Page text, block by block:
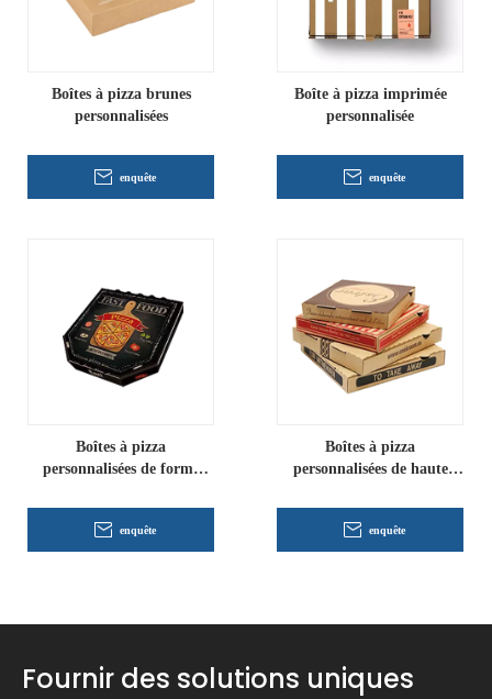
Boîtes à pizza brunes
personnalisées
enquête
Boîte à pizza imprimée
personnalisée
enquête
Boîtes à pizza
personnalisées de forme
enquête
Boîtes à pizza
personnalisées de haute
enquête
Fournir des solutions uniques